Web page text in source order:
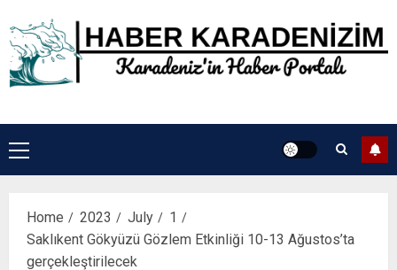
to
content
Primary
Menu
Home 2023 July
1
Saklıkent Gökyüzü Gözlem Etkinliği 10-13 Ağustos’ta
gerçekleştirilecek